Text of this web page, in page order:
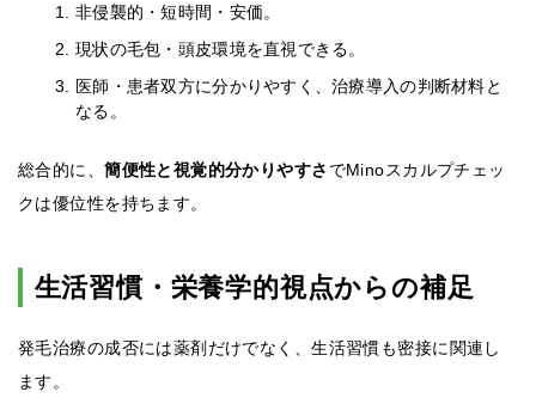
非侵襲的・短時間・安価。
現状の毛包・頭皮環境を直視できる。
医師・患者双方に分かりやすく、治療導入の判断材料と
なる。
総合的に、簡便性と視覚的分かりやすさ でMinoスカルプチェッ
クは優位性を持ちます。
生活習慣・栄養学的視点からの補足
発毛治療の成否には薬剤だけでなく、生活習慣も密接に関連し
ます。